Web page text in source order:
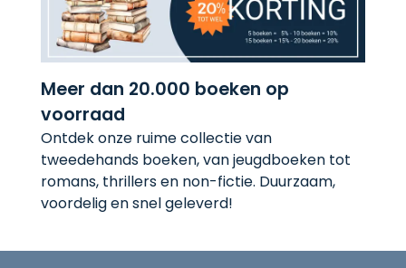
Meer dan 20.000 boeken op
voorraad
Ontdek onze ruime collectie van
tweedehands boeken, van jeugdboeken tot
romans, thrillers en non-fictie. Duurzaam,
voordelig en snel geleverd!